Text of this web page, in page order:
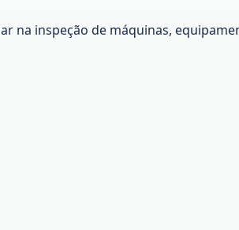
na inspeção de máquinas,